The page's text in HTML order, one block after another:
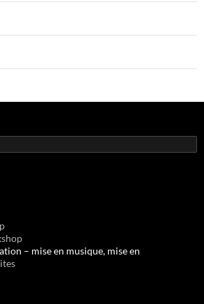
– mise en musique, mise en